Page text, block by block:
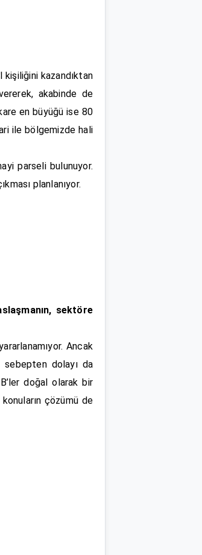
kazandıktan
akabinde de
en büyüğü ise 80
ile bölgemizde hali
parseli bulunuyor.
planlanıyor.
sektöre
Ancak
sebepten dolayı da
doğal olarak bir
çözümü de